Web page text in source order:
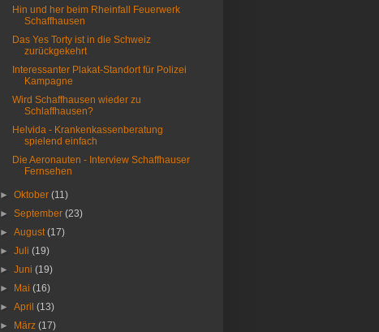
Hin und her beim Rheinfall Feuerwerk
Schaffhausen
Das Yes Torty ist in die Schweiz
zurückgekehrt
Interessanter Plakat-Standort für Polizei
Kampagne
Wird Schaffhausen wieder zu
Schlaffhausen?
Helvida - Krankenkassenberatung
spielend einfach
Die Aeronauten - Interview Schaffhauser
Fernsehen
►Oktober(11)
►September(23)
►August(17)
►Juli(19)
►Juni(19)
►
Mai(16)
►April(13)
►
März(17)